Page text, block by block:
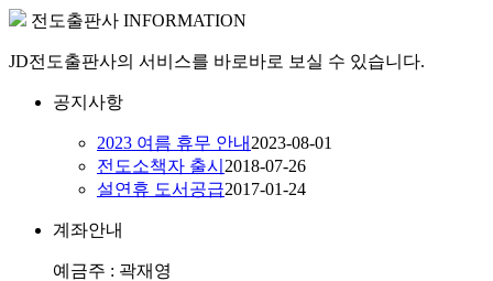
전도출판사 INFORMATION
JD전도출판사의 서비스를 바로바로 보실 수 있습니다.
공지사항
2023 여름 휴무 안내 2023-08-01
전도소책자 출시 2018-07-26
설연휴 도서공급2017-01-24
계좌안내
예금주 : 곽재영